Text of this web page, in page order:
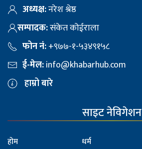
अध्यक्ष:नरेश श्रेष्ठ
सम्पादक:संकेत कोईराला
फोन नं:+९७७-१-५३४९१५८
ई-मेल:info@khabarhub.com
हाम्रो बारे
साइट नेविगेशन
होम
धर्म